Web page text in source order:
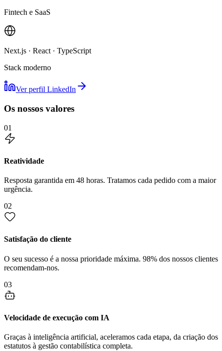
Fintech e SaaS
Next.js · React · TypeScript
Stack moderno
Ver perfil LinkedIn
Os nossos valores
01
Reatividade
Resposta garantida em 48 horas. Tratamos cada pedido com a maior
urgência.
02
Satisfação do cliente
O seu sucesso é a nossa prioridade máxima. 98% dos nossos clientes
recomendam-nos.
03
Velocidade de execução com IA
Graças à inteligência artificial, aceleramos cada etapa, da criação dos
estatutos à gestão contabilística completa.